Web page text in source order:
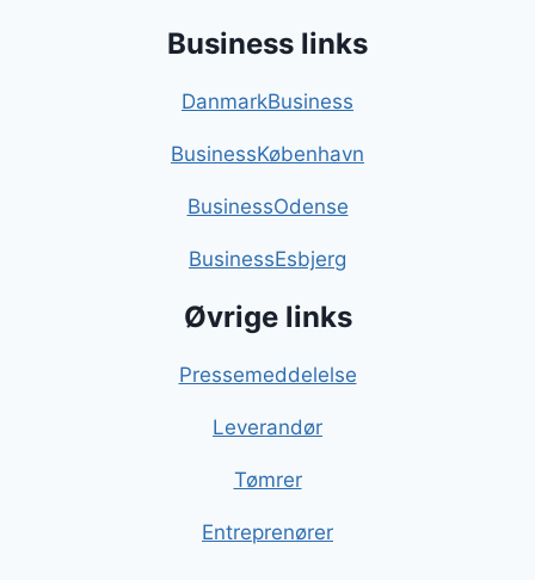
Business links
DanmarkBusiness
BusinessKøbenhavn
BusinessOdense
BusinessEsbjerg
Øvrige links
Pressemeddelelse
Leverandør
Tømrer
Entreprenører